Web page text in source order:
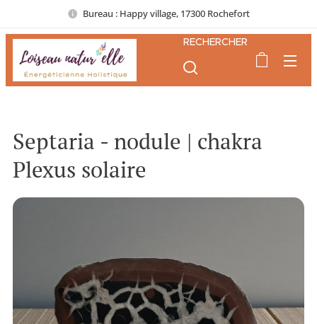
Bureau : Happy village, 17300 Rochefort
RECHERCHER
Septaria - nodule | chakra
Plexus solaire